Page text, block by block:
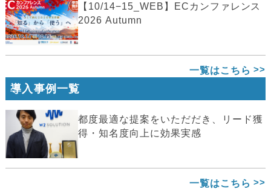
【10/14−15_WEB】ECカンファレンス
2026 Autumn
一覧はこちら
導入事例一覧
都度最適な提案をいただだき、リード獲
得・知名度向上に効果実感
一覧はこちら